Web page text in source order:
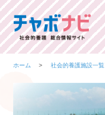
ホーム 社会的養護施設一覧